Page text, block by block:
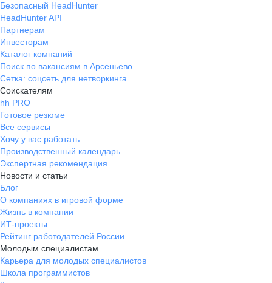
Безопасный HeadHunter
HeadHunter API
Партнерам
Инвесторам
Каталог компаний
Поиск по вакансиям в Арсеньево
Сетка: соцсеть для нетворкинга
Соискателям
hh PRO
Готовое резюме
Все сервисы
Хочу у вас работать
Производственный календарь
Экспертная рекомендация
Новости и статьи
Блог
О компаниях в игровой форме
Жизнь в компании
ИТ-проекты
Рейтинг работодателей России
Молодым специалистам
Карьера для молодых специалистов
Школа программистов